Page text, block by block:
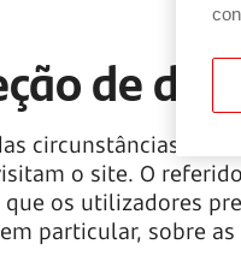
de
circunstâncias, o
o site. O
os utilizadores
particular, sobre